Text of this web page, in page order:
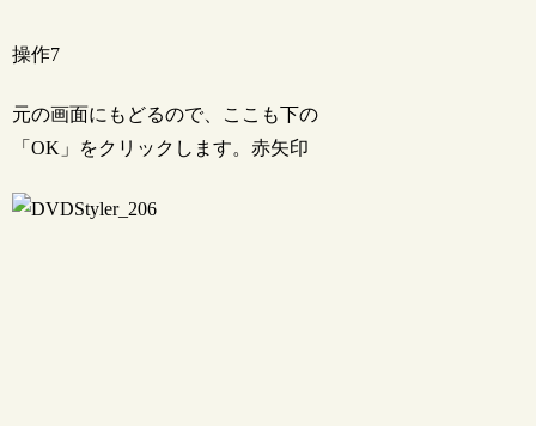
操作7
元の画面にもどるので、ここも下の
「OK」をクリックします。赤矢印